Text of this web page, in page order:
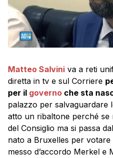
Matteo Salvini va a reti
diretta in tv e sul Corriere
per il governo che sta
palazzo per salvaguardare
atto un ribaltone perché se
del Consiglio ma si passa
nato a Bruxelles per
messo d’accordo Merkel e